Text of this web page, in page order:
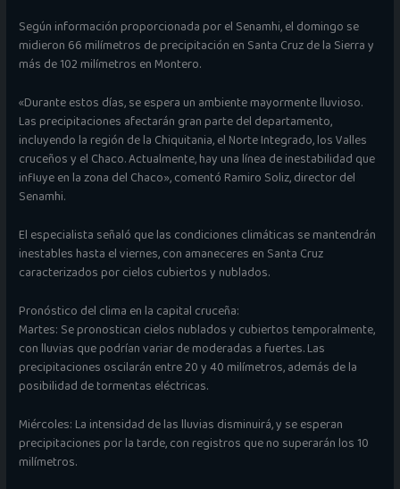
Según información proporcionada por el Senamhi, el domingo se
midieron 66 milímetros de precipitación en Santa Cruz de la Sierra y
más de 102 milímetros en Montero.
«Durante estos días, se espera un ambiente mayormente lluvioso.
Las precipitaciones afectarán gran parte del departamento,
incluyendo la región de la Chiquitania, el Norte Integrado, los Valles
cruceños y el Chaco. Actualmente, hay una línea de inestabilidad que
influye en la zona del Chaco», comentó Ramiro Soliz, director del
Senamhi.
El especialista señaló que las condiciones climáticas se mantendrán
inestables hasta el viernes, con amaneceres en Santa Cruz
caracterizados por cielos cubiertos y nublados.
Pronóstico del clima en la capital cruceña:
Martes: Se pronostican cielos nublados y cubiertos temporalmente,
con lluvias que podrían variar de moderadas a fuertes. Las
precipitaciones oscilarán entre 20 y 40 milímetros, además de la
posibilidad de tormentas eléctricas.
Miércoles: La intensidad de las lluvias disminuirá, y se esperan
precipitaciones por la tarde, con registros que no superarán los 10
milímetros.